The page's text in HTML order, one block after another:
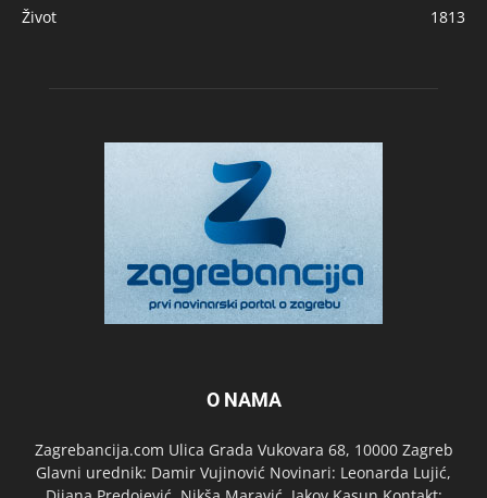
Život
1813
O NAMA
Zagrebancija.com Ulica Grada Vukovara 68, 10000 Zagreb
Glavni urednik: Damir Vujinović Novinari: Leonarda Lujić,